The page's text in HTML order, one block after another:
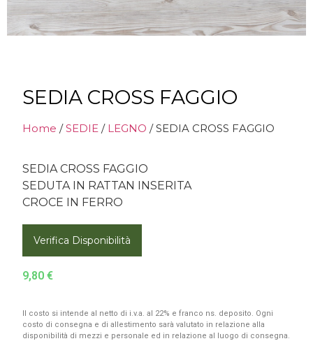
SEDIA CROSS FAGGIO
Home /SEDIE / LEGNO / SEDIA CROSS FAGGIO
SEDIA CROSS FAGGIO
SEDUTA IN RATTAN INSERITA
CROCE IN FERRO
Verifica Disponibilità
9,80 €
Il costo si intende al netto di i.v.a. al 22% e franco ns. deposito. Ogni
costo di consegna e di allestimento sarà valutato in relazione alla
disponibilità di mezzi e personale ed in relazione al luogo di consegna.